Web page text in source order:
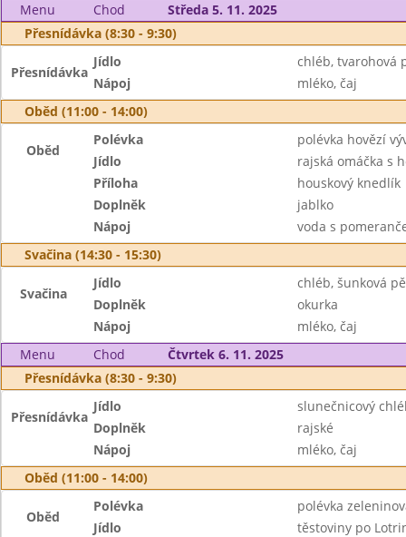
Menu
Chod
Středa 5. 11. 2025
Přesnídávka (8:30 - 9:30)
Přesnídávka
Jídlo
chléb, tvarohová
Nápoj
mléko, čaj
Oběd (11:00 - 14:00)
Oběd
Polévka
polévka hovězí
Jídlo
rajská omáčka s
Příloha
houskový knedlík
Doplněk
jablko
Nápoj
voda s
Svačina (14:30 - 15:30)
Svačina
Jídlo
chléb, šunková
Doplněk
okurka
Nápoj
mléko, čaj
Menu
Chod
Čtvrtek 6. 11. 2025
Přesnídávka (8:30 - 9:30)
Přesnídávka
Jídlo
slunečnicový
Doplněk
rajské
Nápoj
mléko, čaj
Oběd (11:00 - 14:00)
Oběd
Polévka
polévka
Jídlo
těstoviny po